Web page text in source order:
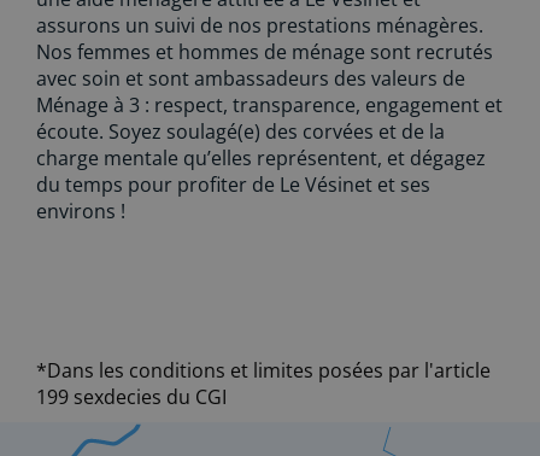
assurons un suivi de nos prestations ménagères.
Nos femmes et hommes de ménage sont recrutés
avec soin et sont ambassadeurs des valeurs de
Ménage à 3 : respect, transparence, engagement et
écoute. Soyez soulagé(e) des corvées et de la
charge mentale qu’elles représentent, et dégagez
du temps pour profiter de Le Vésinet et ses
environs !
*Dans les conditions et limites posées par l'article
199 sexdecies du CGI